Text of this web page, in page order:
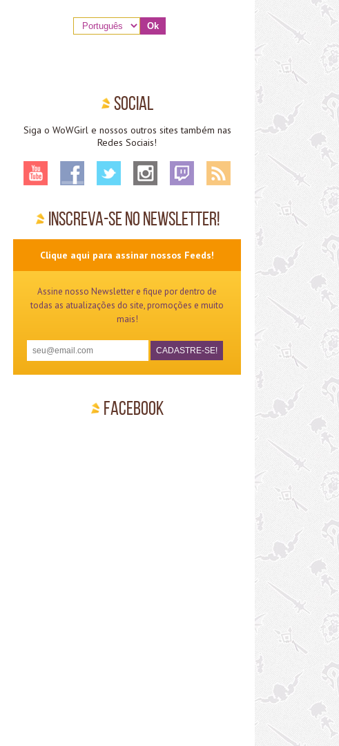
Social
Siga o WoWGirl e nossos outros sites também nas
Redes Sociais!
Inscreva-se no Newsletter!
Clique aqui para assinar nossos Feeds!
Assine nosso Newsletter e fique por dentro de
todas as atualizações do site, promoções e muito
mais!
Facebook